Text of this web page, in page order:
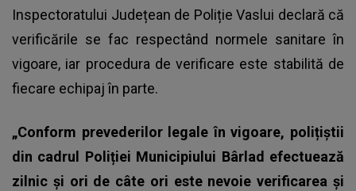
Inspectoratului Județean de Poliție Vaslui declară că
verificările se fac respectând normele sanitare în
vigoare, iar procedura de verificare este stabilită de
fiecare echipaj în parte.
„Conform prevederilor legale în vigoare, polițiștii
din cadrul Poliției Municipiului Bârlad efectuează
zilnic și ori de câte ori este nevoie verificarea și